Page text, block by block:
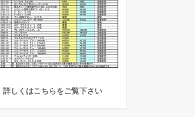
詳しくはこちらをご覧下さい